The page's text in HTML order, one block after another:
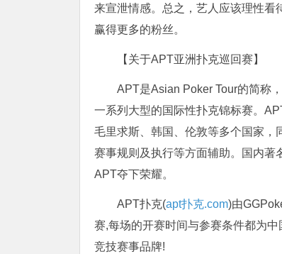
来宣泄情感。总之，艺人应该理性看
赢得更多的粉丝。
【关于APT亚洲扑克巡回赛】
APT是Asian Poker Tour的简称
一系列大型的国际性扑克锦标赛。
毛里求斯、韩国、伦敦等多个国家，
赛事规则及执行等方面辅助。国内著
APT夺下荣耀。
APT扑克(apt扑克.com)由
赛,每场的开赛时间与参赛条件都为
竞技赛事品牌!